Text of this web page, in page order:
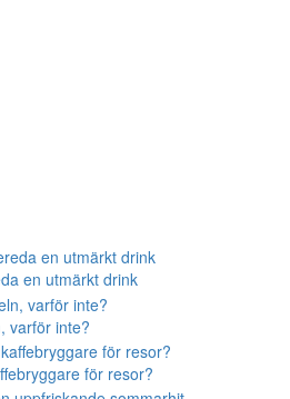
en utmärkt drink
varför inte?
för resor?